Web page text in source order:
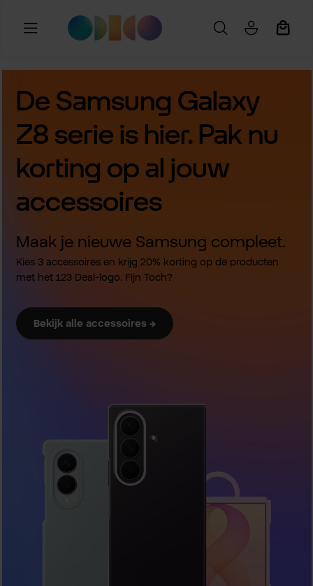
Ga naar de hoofdinhoud
De Samsung Galaxy
Z8 serie is hier. Pak nu
korting op al jouw
accessoires
Maak je nieuwe Samsung compleet.
Kies 3 accessoires en krijg 20% korting op de producten
met het 123 Deal-logo. Fijn Toch?
Bekijk alle accessoires →